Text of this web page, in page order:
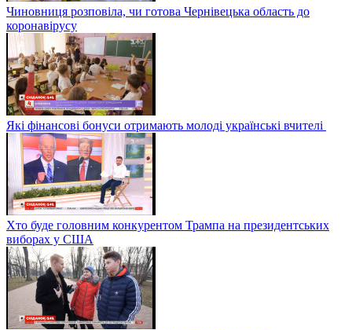
Чиновниця розповіла, чи готова Чернівецька область до
коронавірусу
Які фінансові бонуси отримають молоді українські вчителі
Хто буде головним конкурентом Трампа на президентських
виборах у США